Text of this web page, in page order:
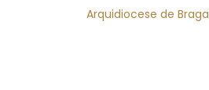
Arquidiocese de Braga